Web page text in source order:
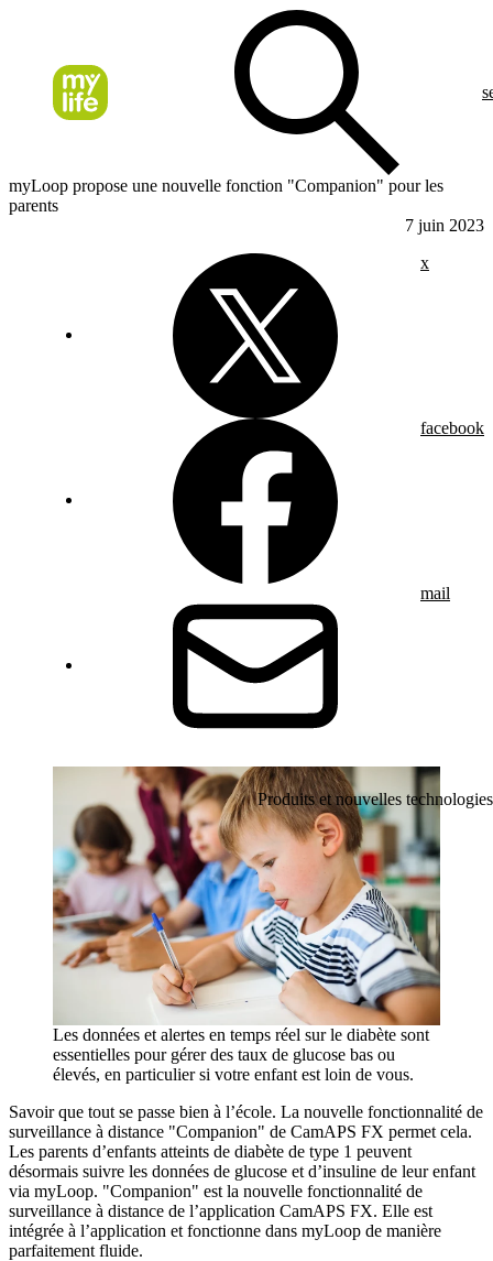
myLoop propose une nouvelle fonction "Companion" pour les
parents
7 juin 2023
x
facebook
mail
Produits et nouvelles technologies
Les données et alertes en temps réel sur le diabète sont
essentielles pour gérer des taux de glucose bas ou
élevés, en particulier si votre enfant est loin de vous.
Savoir que tout se passe bien à l’école. La nouvelle fonctionnalité de
surveillance à distance "Companion" de CamAPS FX permet cela.
Les parents d’enfants atteints de diabète de type 1 peuvent
désormais suivre les données de glucose et d’insuline de leur enfant
via myLoop. "Companion" est la nouvelle fonctionnalité de
surveillance à distance de l’application CamAPS FX. Elle est
intégrée à l’application et fonctionne dans myLoop de manière
parfaitement fluide.